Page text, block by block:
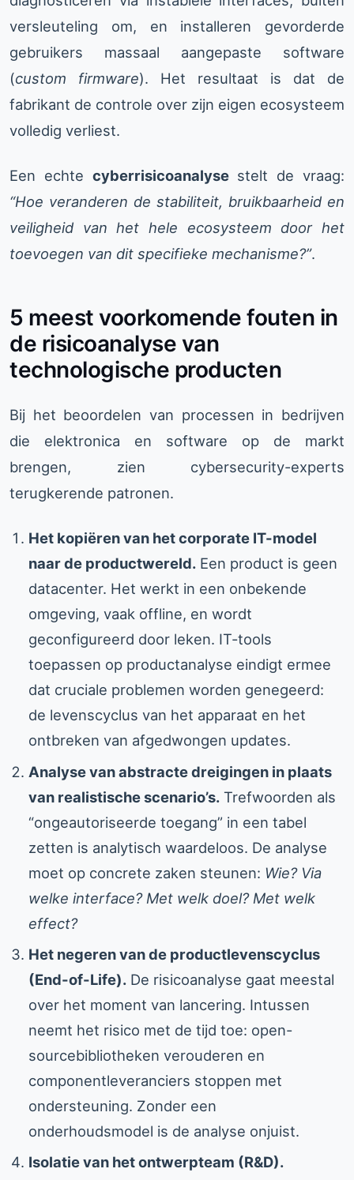
versleuteling om, en installeren gevorderde
gebruikers massaal aangepaste software
(custom firmware). Het resultaat is dat de
fabrikant de controle over zijn eigen ecosysteem
volledig verliest.
Een echte cyberrisicoanalysestelt de vraag:
“Hoe veranderen de stabiliteit, bruikbaarheid en
veiligheid van het hele ecosysteem door het
toevoegen van dit specifieke mechanisme?”.
5 meest voorkomende fouten in
de risicoanalyse van
technologische producten
Bij het beoordelen van processen in bedrijven
die elektronica en software op de markt
brengen, zien cybersecurity-experts
terugkerende patronen.
Het kopiëren van het corporate IT-model
naar de productwereld. Een product is geen
datacenter. Het werkt in een onbekende
omgeving, vaak offline, en wordt
geconfigureerd door leken. IT-tools
toepassen op productanalyse eindigt ermee
dat cruciale problemen worden genegeerd:
de levenscyclus van het apparaat en het
ontbreken van afgedwongen updates.
Analyse van abstracte dreigingen in plaats
van realistische scenario’s. Trefwoorden als
“ongeautoriseerde toegang” in een tabel
zetten is analytisch waardeloos. De analyse
moet op concrete zaken steunen: Wie? Via
welke interface? Met welk doel? Met welk
effect?
Het negeren van de productlevenscyclus
(End-of-Life). De risicoanalyse gaat meestal
over het moment van lancering. Intussen
neemt het risico met de tijd toe: open-
sourcebibliotheken verouderen en
componentleveranciers stoppen met
ondersteuning. Zonder een
onderhoudsmodel is de analyse onjuist.
Isolatie van het ontwerpteam (R&D).